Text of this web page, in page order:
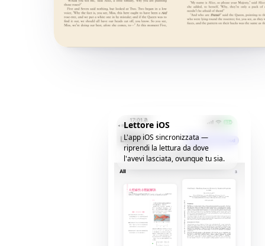
Lettore iOS
L'app iOS sincronizzata —
riprendi la lettura da dove
l'avevi lasciata, ovunque tu sia.